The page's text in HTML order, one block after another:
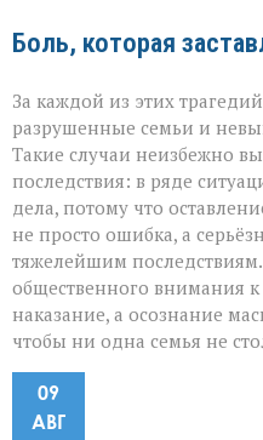
Боль, которая
За каждой из этих
разрушенные семьи и
Такие случаи неизбежно
последствия: в ряде
дела, потому что
не просто ошибка, а
тяжелейшим
общественного внимания
наказание, а осознание
чтобы ни одна семья не
09
АВГ